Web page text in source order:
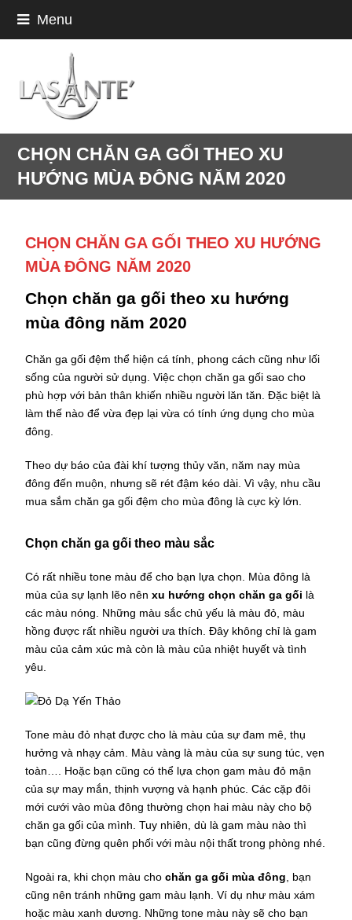
Menu
CHỌN CHĂN GA GỐI THEO XU
HƯỚNG MÙA ĐÔNG NĂM 2020
CHỌN CHĂN GA GỐI THEO XU HƯỚNG
MÙA ĐÔNG NĂM 2020
Chọn chăn ga gối theo xu hướng
mùa đông năm 2020
Chăn ga gối đệm thể hiện cá tính, phong cách cũng như lối
sống của người sử dụng. Việc chọn chăn ga gối sao cho
phù hợp với bản thân khiến nhiều người lăn tăn. Đặc biệt là
làm thế nào để vừa đẹp lại vừa có tính ứng dụng cho mùa
đông.
Theo dự báo của đài khí tượng thủy văn, năm nay mùa
đông đến muộn, nhưng sẽ rét đậm kéo dài. Vì vậy, nhu cầu
mua sắm chăn ga gối đệm cho mùa đông là cực kỳ lớn.
Chọn chăn ga gối theo màu sắc
Có rất nhiều tone màu để cho bạn lựa chọn. Mùa đông là
mùa của sự lạnh lẽo nênxu hướng chọn chăn ga gối là
các màu nóng. Những màu sắc chủ yếu là màu đỏ, màu
hồng được rất nhiều người ưa thích. Đây không chỉ là gam
màu của cảm xúc mà còn là màu của nhiệt huyết và tình
yêu.
Tone màu đỏ nhạt được cho là màu của sự đam mê, thụ
hưởng và nhạy cảm. Màu vàng là màu của sự sung túc, vẹn
toàn…. Hoặc bạn cũng có thể lựa chọn gam màu đỏ mận
của sự may mắn, thịnh vượng và hạnh phúc. Các cặp đôi
mới cưới vào mùa đông thường chọn hai màu này cho bộ
chăn ga gối của mình. Tuy nhiên, dù là gam màu nào thì
bạn cũng đừng quên phối với màu nội thất trong phòng nhé.
Ngoài ra, khi chọn màu chochăn ga gối mùa đông , bạn
cũng nên tránh những gam màu lạnh. Ví dụ như màu xám
hoặc màu xanh dương. Những tone màu này sẽ cho bạn